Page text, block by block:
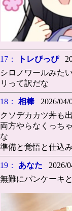
17： トレぴっぴ
シロノワールみた
リって訳だな
18： 相棒2026/04/
クソデカカツ丼も
両方やらなくっち
な
準備と覚悟と仕込
19： あなた 2026/
無難にパンケーキ